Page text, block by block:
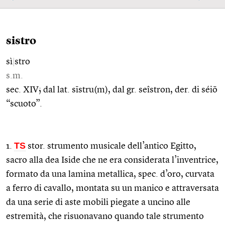
sistro
sì stro
s.m.
sec. XIV; dal lat. sīstru(m), dal gr. seîstron, der. di séiō
“scuoto”.
1. TS stor. strumento musicale dell’antico Egitto,
sacro alla dea Iside che ne era considerata l’inventrice,
formato da una lamina metallica, spec. d’oro, curvata
a ferro di cavallo, montata su un manico e attraversata
da una serie di aste mobili piegate a uncino alle
estremità, che risuonavano quando tale strumento